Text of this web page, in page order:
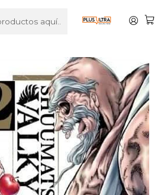
RECORD OF RAGNAROK 02 -
IVREA ESPANA